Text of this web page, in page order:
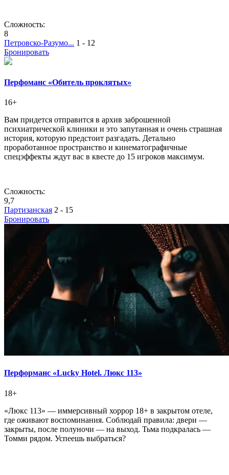
Сложность:
8
Петровско-Разумо... 1 - 12
Бронировать
Перфоманс «Обитель проклятых»
16+
Вам придется отправится в архив заброшенной
психиатрической клиники и это запутанная и очень страшная
история, которую предстоит разгадать. Детально
проработанное пространство и кинематографичные
спецэффекты ждут вас в квесте до 15 игроков максимум.
Сложность:
9,7
Партизанская 2 - 15
Бронировать
Перформанс «Lucky Hotel. Люкс 113»
18+
«Люкс 113» — иммерсивный хоррор 18+ в закрытом отеле,
где оживают воспоминания. Соблюдай правила: двери —
закрыты, после полуночи — на выход. Тьма подкралась —
Томми рядом. Успеешь выбраться?